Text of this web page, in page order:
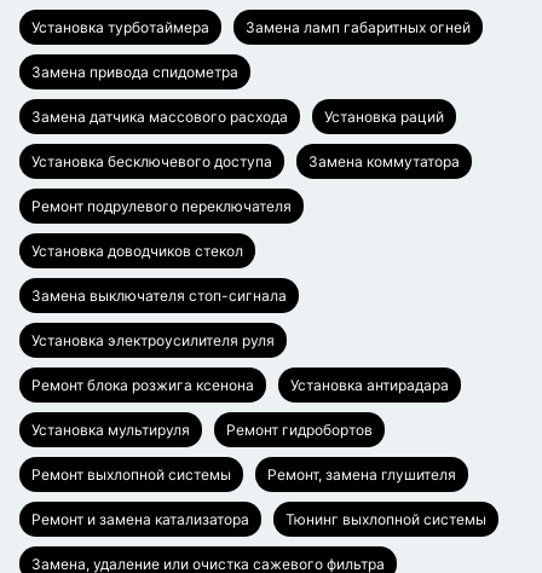
Установка турботаймера Замена ламп габаритных огней
Замена привода спидометра
Замена датчика массового расхода Установка раций
Установка бесключевого доступа Замена коммутатора
Ремонт подрулевого переключателя
Установка доводчиков стекол
Замена выключателя стоп-сигнала
Установка электроусилителя руля
Ремонт блока розжига ксенона Установка антирадара
Установка мультируля Ремонт гидробортов
Ремонт выхлопной системы Ремонт, замена глушителя
Ремонт и замена катализатора Тюнинг выхлопной системы
Замена, удаление или очистка сажевого фильтра